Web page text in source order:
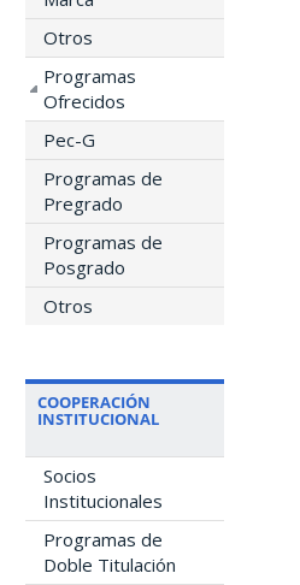
Otros
Programas
Ofrecidos
Pec-G
Programas de
Pregrado
Programas de
Posgrado
Otros
COOPERACIÓN
INSTITUCIONAL
Socios
Institucionales
Programas de
Doble Titulación